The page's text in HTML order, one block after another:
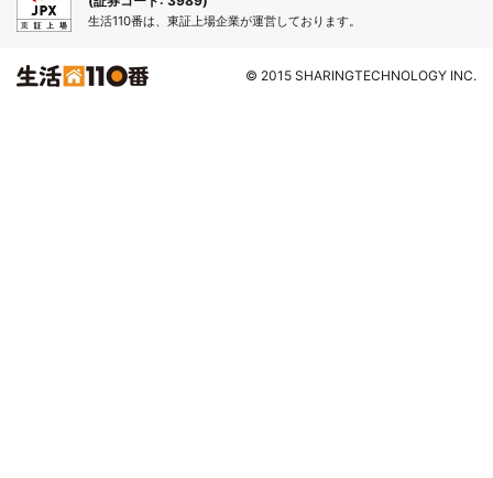
生活110番は、東証上場企業が運営しております。
© 2015 SHARINGTECHNOLOGY INC.